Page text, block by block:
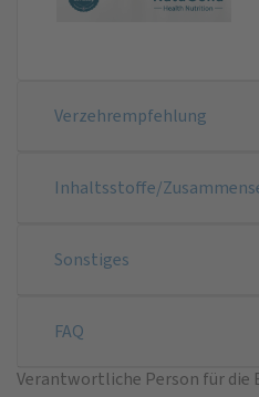
Verzehrempfehlung
Inhaltsstoffe/
Sonstiges
FAQ
Verantwortliche Person für die